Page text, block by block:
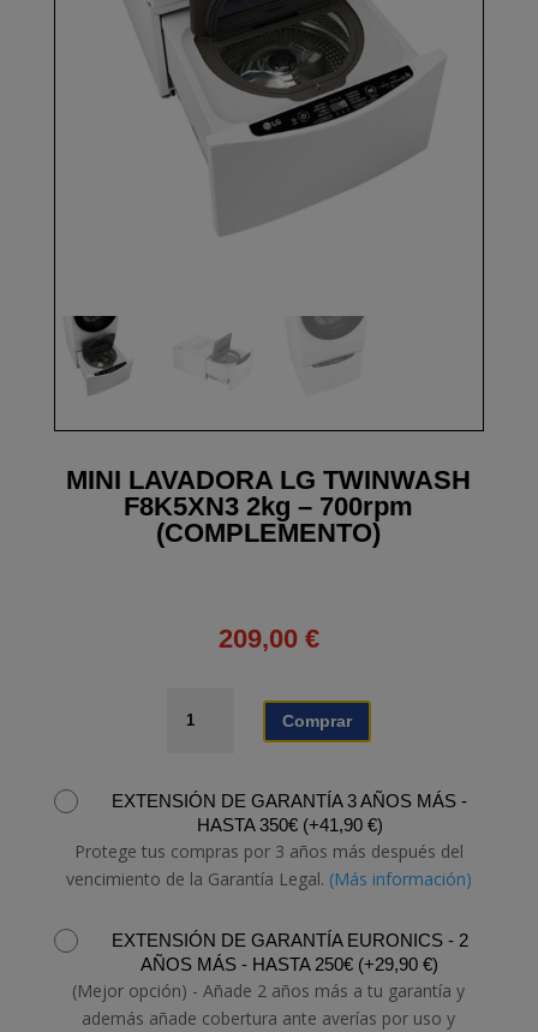
MINI LAVADORA LG TWINWASH
F8K5XN3 2kg – 700rpm
(COMPLEMENTO)
209,00 €
LAVADORA
F8K5XN3
cantidad
Comprar
EXTENSIÓN DE GARANTÍA 3 AÑOS MÁS -
HASTA 350€ (+41,90 €)
Protege tus compras por 3 años más después del
vencimiento de la Garantía Legal. (Más información)
EXTENSIÓN DE GARANTÍA EURONICS - 2
AÑOS MÁS - HASTA 250€ (+29,90€)
(Mejor opción) - Añade 2 años más a tu garantía y
además añade cobertura ante averías por uso y